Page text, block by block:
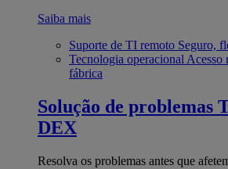
Saiba mais
Suporte de TI remoto Seguro,
Tecnologia operacional Acesso
fábrica
Solução de problemas
DEX
Resolva os problemas antes que